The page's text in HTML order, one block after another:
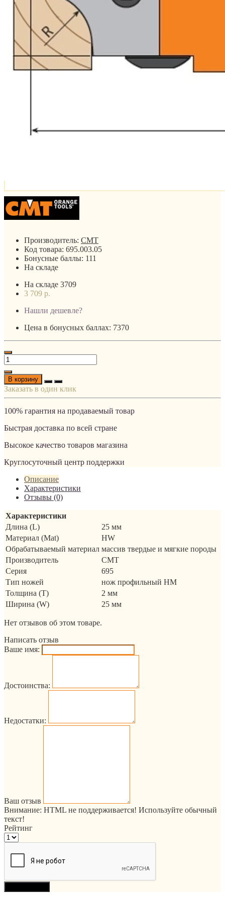
Производитель: CMT
Код товара: 695.003.05
Бонусные баллы: 111
На складе
На складе 3709
3 709 р.
Нашли дешевле?
Цена в бонусных баллах: 7370
В корзину
Заказать в один клик
100% гарантия на продаваемый товар
Быстрая доставка по всей стране
Высокое качество товаров магазина
Круглосуточный центр поддержки
Описание
Характеристики
Отзывы (0)
Характеристики
Длина (L)
25 мм
Материал (Mat)
HW
Обрабатываемый материал массив твердые и мягкие породы
Производитель
CMT
Серия
695
Тип ножей
нож профильный HM
Толщина (T)
2 мм
Ширина (W)
25 мм
Нет отзывов об этом товаре.
Написать отзыв
Ваше имя:
Достоинства:
Недостатки:
Ваш отзыв
Внимание: HTML не поддерживается! Используйте обычный
текст!
Рейтинг